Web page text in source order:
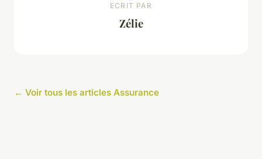
ECRIT PAR
Zélie
← Voir tous les articles Assurance